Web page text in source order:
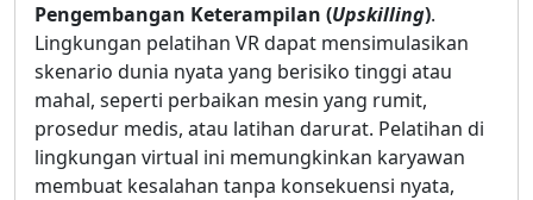
Pengembangan Keterampilan (Upskilling).
Lingkungan pelatihan VR dapat mensimulasikan
skenario dunia nyata yang berisiko tinggi atau
mahal, seperti perbaikan mesin yang rumit,
prosedur medis, atau latihan darurat. Pelatihan di
lingkungan virtual ini memungkinkan karyawan
membuat kesalahan tanpa konsekuensi nyata,